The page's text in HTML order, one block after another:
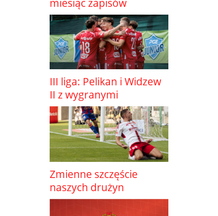
miesiąc zapisów
III liga: Pelikan i Widzew
II z wygranymi
Zmienne szczęście
naszych drużyn